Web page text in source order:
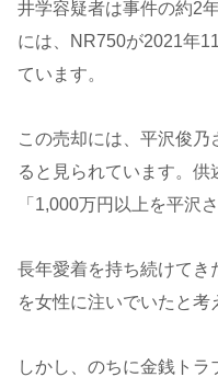
井学容疑者は事件の約2
には、NR750が2021年
ています。
この売却には、平沢俊
ると見られています。
「1,000万円以上を平沢
長年愛着を持ち続けてき
を女性に注いでいたと考
しかし、のちに金銭ト